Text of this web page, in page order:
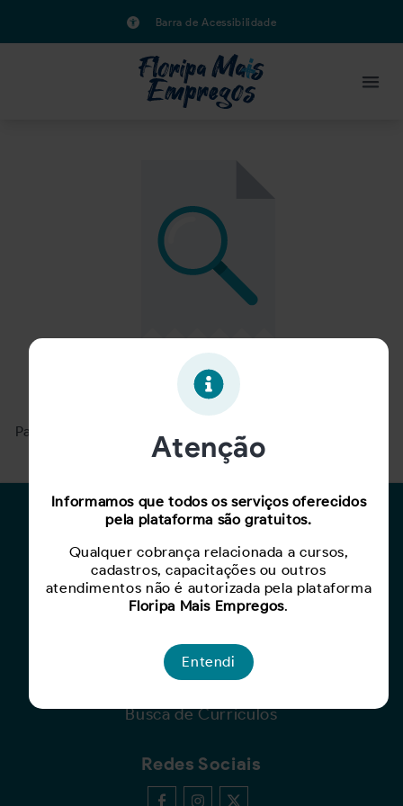
Barra de Acessibilidade
Oportunidade expirada!
Para ver mais, acesse a página
Para Candidatos
Busca de Oportunidades
Cadastro de Currículo
Capacite-se
Para Empresas
Busca de Currículos
Redes Sociais
Atenção
Informamos que todos os serviços oferecidos
pela plataforma são gratuitos.
Qualquer cobrança relacionada a cursos,
cadastros, capacitações ou outros
atendimentos não é autorizada pela plataforma
Floripa Mais Empregos.
Entendi